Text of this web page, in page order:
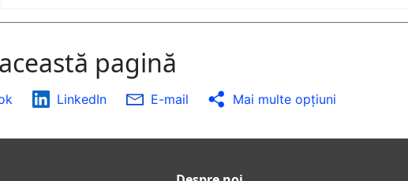
pagină
LinkedIn E-mail Mai multe opţiuni